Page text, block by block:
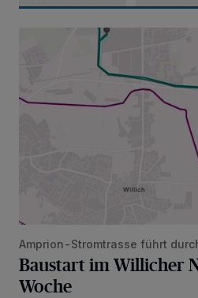
Baustart im Willicher Norden
Amprion-Stromtrasse führt
Baustart im Willicher
Woche